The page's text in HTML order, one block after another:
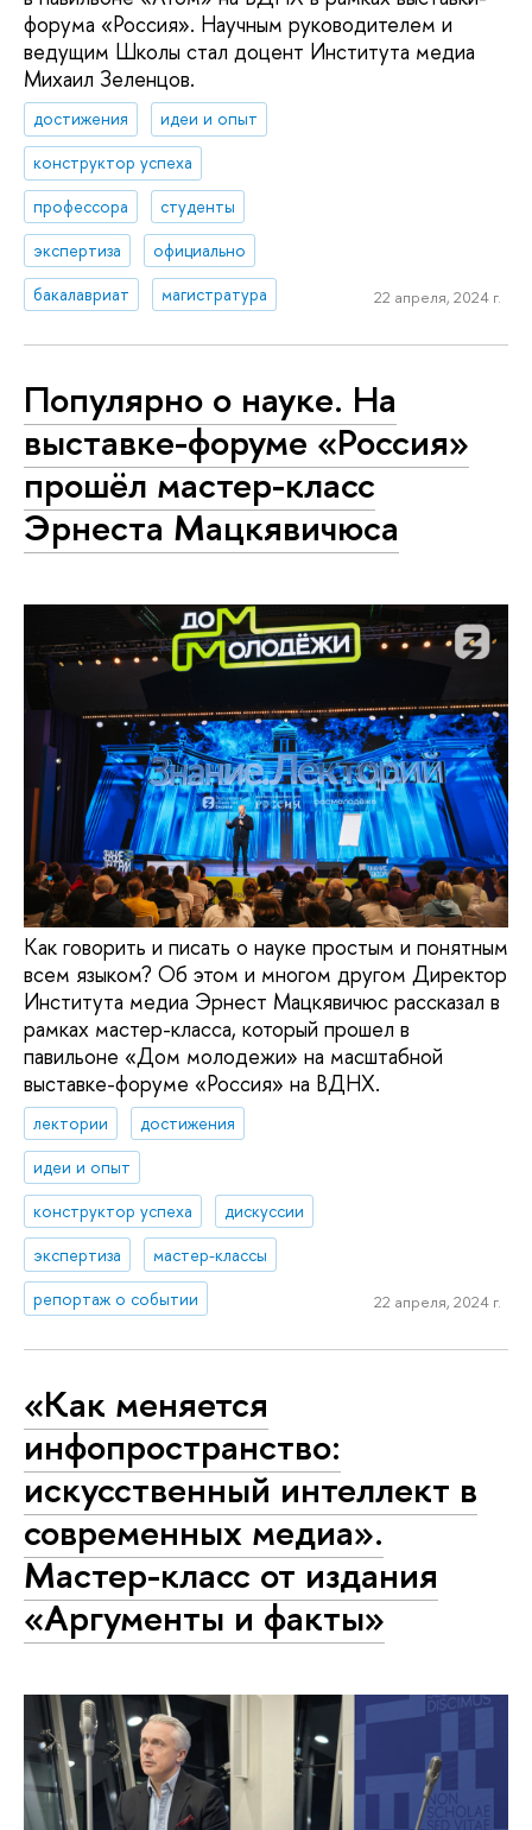
форума «Россия». Научным руководителем и
ведущим Школы стал доцент Института медиа
Михаил Зеленцов.
достижения
идеи и опыт
конструктор успеха
профессора
студенты
экспертиза
официально
бакалавриат
магистратура 22 апреля, 2024 г.
Популярно о науке. На
выставке-форуме «Россия»
прошёл мастер-класс
Эрнеста Мацкявичюса
Как говорить и писать о науке простым и понятным
всем языком? Об этом и многом другом Директор
Института медиа Эрнест Мацкявичюс рассказал в
рамках мастер-класса, который прошел в
павильоне «Дом молодежи» на масштабной
выставке-форуме «Россия» на ВДНХ.
лектории
достижения
идеи и опыт
конструктор успеха
дискуссии
экспертиза
мастер-классы
репортаж о событии
22 апреля, 2024 г.
«Как меняется
инфопространство:
искусственный интеллект в
современных медиа».
Мастер-класс от издания
«Аргументы и факты»